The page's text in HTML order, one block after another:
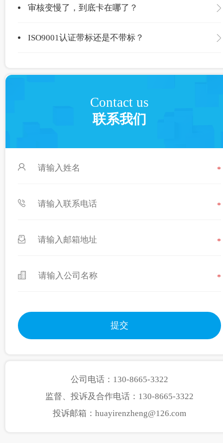
审核变慢了，到底卡在哪了？
ISO9001认证带标还是不带标？
Contact us
联系我们
*
*
*
*
公司电话：130-8665-3322
监督、投诉及合作电话：130-8665-3322
投诉邮箱：huayirenzheng@126.com